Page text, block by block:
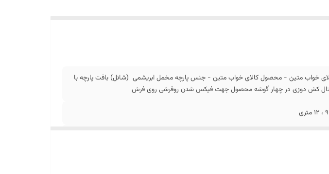
خواب متین - محصول کالای خواب متین - جنس پارچه مخمل ابریشمی (شانل) بافت پارچه با
کش دوزی در چهار گوشه محصول جهت فیکس شدن روفرشی روی فرش